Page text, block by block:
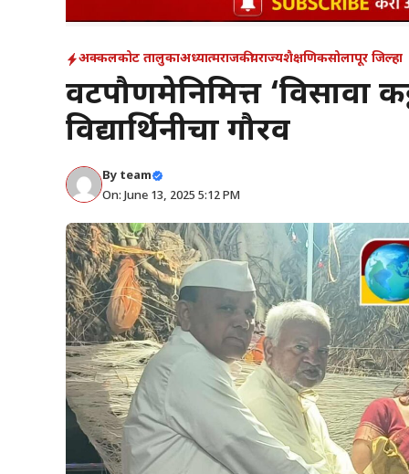
अक्कलकोट तालुकाअध्यात्मराजकीयराज्यशैक्षणिकसोलापूर जिल्हा
वटपौर्णिमेनिमित्त ‘विसावा
विद्यार्थिनीचा गौरव
By team
On: June 13, 2025 5:12 PM